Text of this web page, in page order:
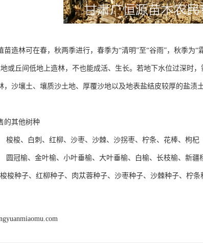
苗造林可在春，秋两季进行，春季为“清明”至“谷雨”，秋季为
或丘间低地上造林，不也能成活、生长。若地下水位过深时
，沙壤土、壤质沙土地、厚覆沙地以及地表盐结皮较厚的盐渍
的其他树种
梭梭、白刺、红柳、沙枣、沙棘、沙拐枣、柠条、花棒、枸杞
圆冠榆、金叶榆、小叶垂榆、大叶垂榆、白榆、长枝榆、新
梭种子、红柳种子、肉苁蓉种子、沙枣种子、沙棘种子、柠条